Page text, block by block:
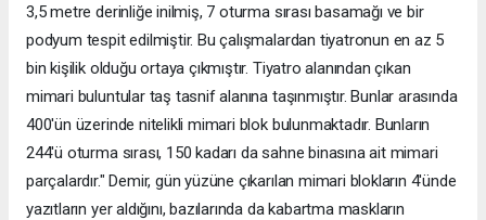
3,5 metre derinliğe inilmiş, 7 oturma sırası basamağı ve bir
podyum tespit edilmiştir. Bu çalışmalardan tiyatronun en az 5
bin kişilik olduğu ortaya çıkmıştır. Tiyatro alanından çıkan
mimari buluntular taş tasnif alanına taşınmıştır. Bunlar arasında
400'ün üzerinde nitelikli mimari blok bulunmaktadır. Bunların
244'ü oturma sırası, 150 kadarı da sahne binasına ait mimari
parçalardır." Demir, gün yüzüne çıkarılan mimari blokların 4'ünde
yazıtların yer aldığını, bazılarında da kabartma maskların